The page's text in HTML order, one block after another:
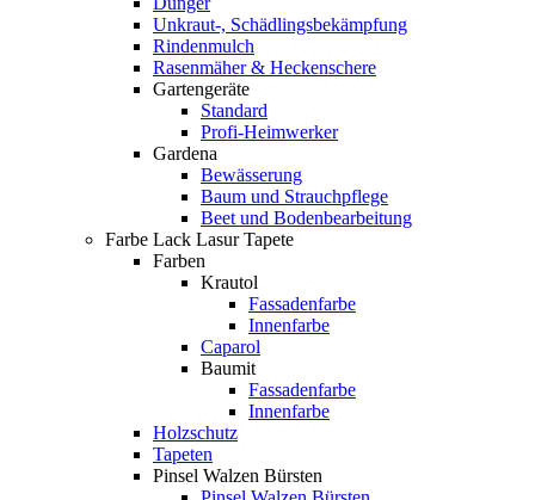
Unkraut-, Schädlingsbekämpfung
Rindenmulch
Rasenmäher & Heckenschere
Gartengeräte
Standard
Profi-Heimwerker
Gardena
Bewässerung
Baum und Strauchpflege
Beet und Bodenbearbeitung
Farbe Lack Lasur Tapete
Farben
Krautol
Fassadenfarbe
Innenfarbe
Caparol
Baumit
Fassadenfarbe
Innenfarbe
Holzschutz
Tapeten
Pinsel Walzen Bürsten